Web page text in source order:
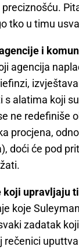
tko u timu
i
agencija
s alatima koji
ne redefiniše
procjena,
doći će pod
koji upravljaju
koje
zadatak
rečenici